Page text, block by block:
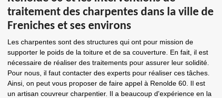
traitement des charpentes dans la ville de
Freniches et ses environs
Les charpentes sont des structures qui ont pour mission de
supporter le poids de la toiture et de sa couverture. En fait, il est
nécessaire de réaliser des traitements pour assurer leur solidité.
Pour nous, il faut contacter des experts pour réaliser ces tâches.
Ainsi, on peut vous proposer de faire appel à Renolde 60. Il est
un artisan couvreur charpentier. Il a beaucoup d'expérience en la